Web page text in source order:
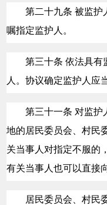
第二十九条 被监护
嘱指定监护人。
第三十条 依法具有
人。协议确定监护人应
第三十一条 对监护
地的居民委员会、村民
关当事人对指定不服的
有关当事人也可以直接
居民委员会、村民委